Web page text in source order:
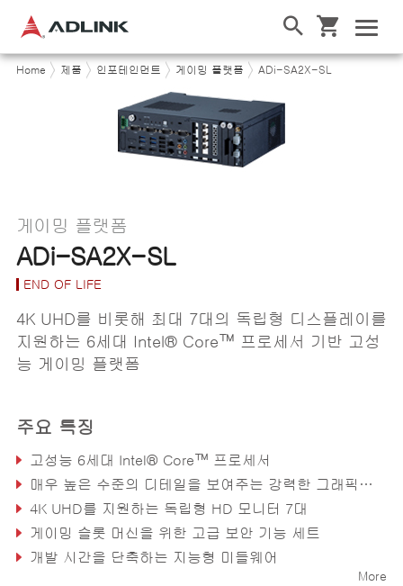
Home 제품 인포테인먼트 게이밍 플랫폼 ADi-SA2X-SL
게이밍 플랫폼
ADi-SA2X-SL
END OF LIFE
4K UHD를 비롯해 최대 7대의 독립형 디스플레이를
지원하는 6세대 Intel® Core™ 프로세서 기반 고성
능 게이밍 플랫폼
주요 특징
고성능 6세대 Intel® Core™ 프로세서
매우 높은 수준의 디테일을 보여주는 강력한 그래픽 용량
4K UHD를 지원하는 독립형 HD 모니터 7대
게이밍 슬롯 머신을 위한 고급 보안 기능 세트
개발 시간을 단축하는 지능형 미들웨어
More